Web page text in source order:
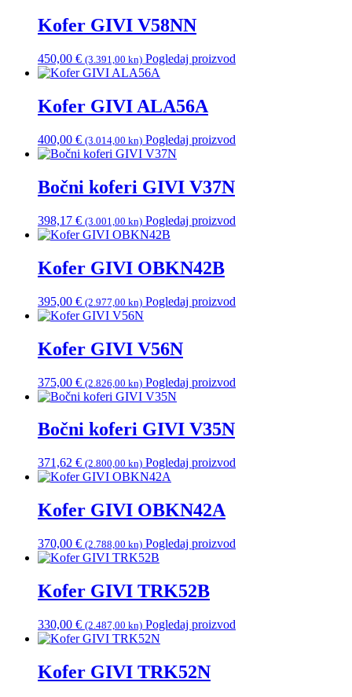
Kofer GIVI V58NN
450,00 € (3.391,00 kn) Pogledaj proizvod
Kofer GIVI ALA56A
400,00 € (3.014,00 kn) Pogledaj proizvod
Bočni koferi GIVI V37N
398,17 € (3.001,00 kn) Pogledaj proizvod
Kofer GIVI OBKN42B
395,00 € (2.977,00 kn) Pogledaj proizvod
Kofer GIVI V56N
375,00 € (2.826,00 kn) Pogledaj proizvod
Bočni koferi GIVI V35N
371,62 € (2.800,00 kn) Pogledaj proizvod
Kofer GIVI OBKN42A
370,00 € (2.788,00 kn) Pogledaj proizvod
Kofer GIVI TRK52B
330,00 € (2.487,00 kn) Pogledaj proizvod
Kofer GIVI TRK52N